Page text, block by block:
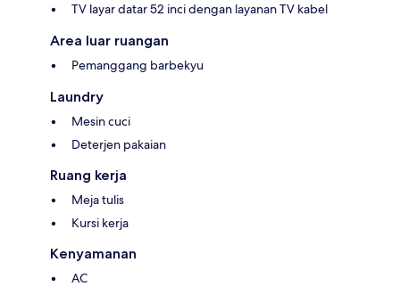
TV layar datar 52 inci dengan layanan TV kabel
Area luar ruangan
Pemanggang barbekyu
Laundry
Mesin cuci
Deterjen pakaian
Ruang kerja
Meja tulis
Kursi kerja
Kenyamanan
AC